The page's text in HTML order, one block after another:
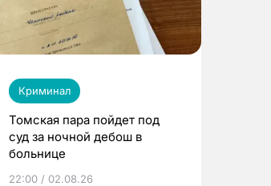
Криминал
Томская пара пойдет под
суд за ночной дебош в
больнице
22:00 / 02.08.26